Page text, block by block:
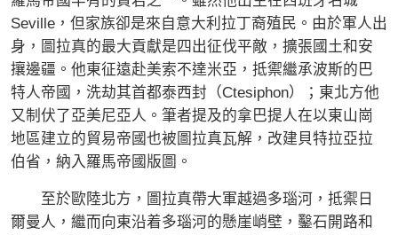
Seville，但家族卻是來自意大利拉丁裔殖民。由於軍人出
身，圖拉真的最大貢獻是四出征伐平敵，擴張國土和安
攘邊疆。他東征遠赴美索不達米亞，抵禦繼承波斯的巴
特人帝國，洗劫其首都泰西封（Ctesiphon）；東北方他
又制伏了亞美尼亞人。筆者提及的拿巴提人在以東山崗
地區建立的貿易帝國也被圖拉真瓦解，改建貝特拉亞拉
伯省，納入羅馬帝國版圖。
至於歐陸北方，圖拉真帶大軍越過多瑙河，抵禦日
爾曼人，繼而向東沿着多瑙河的懸崖峭壁，鑿石開路和